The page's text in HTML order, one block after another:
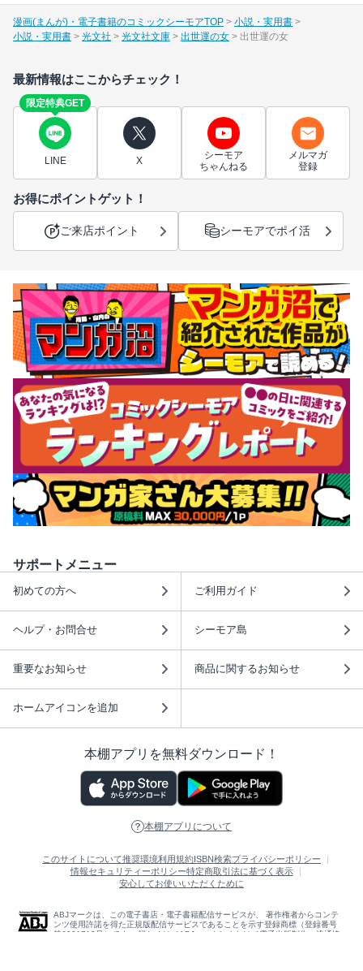
漫画(まんが)・電子書籍のコミックシーモアTOP
小説・実用書
小説・実用書
光文社 光文社文庫 出世運の女 出世運の女
最新情報はここからチェック！
限定特典GET
LINE X
シーモア
ちゃんねる
メルマガ
登録
お得にポイントゲット！
ご来店ポイント シーモアでポイ活
サポートメニュー
初めての方へ ご利用ガイド
ヘルプ・お問合せ シーモア島
重要なお知らせ 商品に関するお知らせ
ホームアイコンを追加
本棚アプリを無料ダウンロード！
本棚アプリについて
このサイトについて推奨環境利用規約ISBN検索プライバシーポリシー
情報セキュリティーポリシー特定商取引法に基づく表示
安心してお使いいただくために
ABJマークは、この電子書店・電子書籍配信サービスが、 著作権者からコンテ
ンツ使用許諾を得た正規版配信サービスであることを示す登録商標（登録番号
第6091713号）です。 詳しくは［ABJマーク］または［電子出版制作・流通協